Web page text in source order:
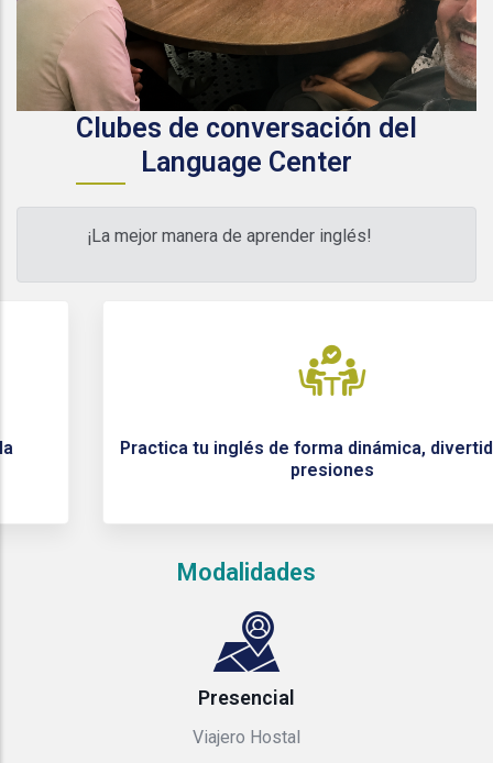
Clubes de conversación del
Language Center
¡La mejor manera de aprender inglés!
Practica tu inglés de forma dinámica, divertida y sin
Modalidades
Presencial
Viajero Hostal